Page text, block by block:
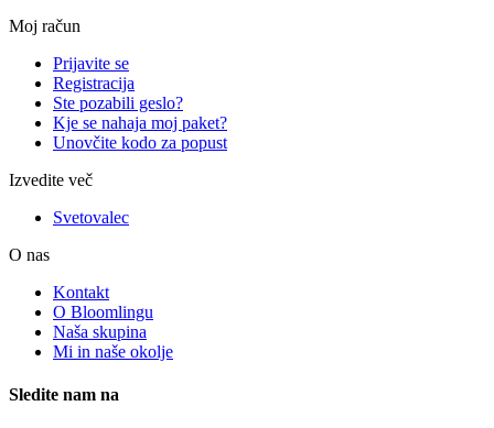
Moj račun
Prijavite se
Registracija
Ste pozabili geslo?
Kje se nahaja moj paket?
Unovčite kodo za popust
Izvedite več
Svetovalec
O nas
Kontakt
O Bloomlingu
Naša skupina
Mi in naše okolje
Sledite nam na